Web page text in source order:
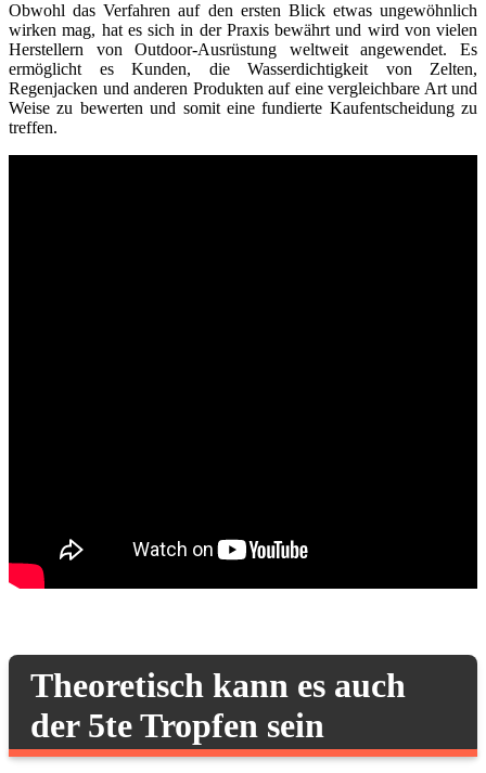
Obwohl das Verfahren auf den ersten Blick etwas ungewöhnlich
wirken mag, hat es sich in der Praxis bewährt und wird von vielen
Herstellern von Outdoor-Ausrüstung weltweit angewendet. Es
ermöglicht es Kunden, die Wasserdichtigkeit von Zelten,
Regenjacken und anderen Produkten auf eine vergleichbare Art und
Weise zu bewerten und somit eine fundierte Kaufentscheidung zu
treffen.
Theoretisch kann es auch
der 5te Tropfen sein